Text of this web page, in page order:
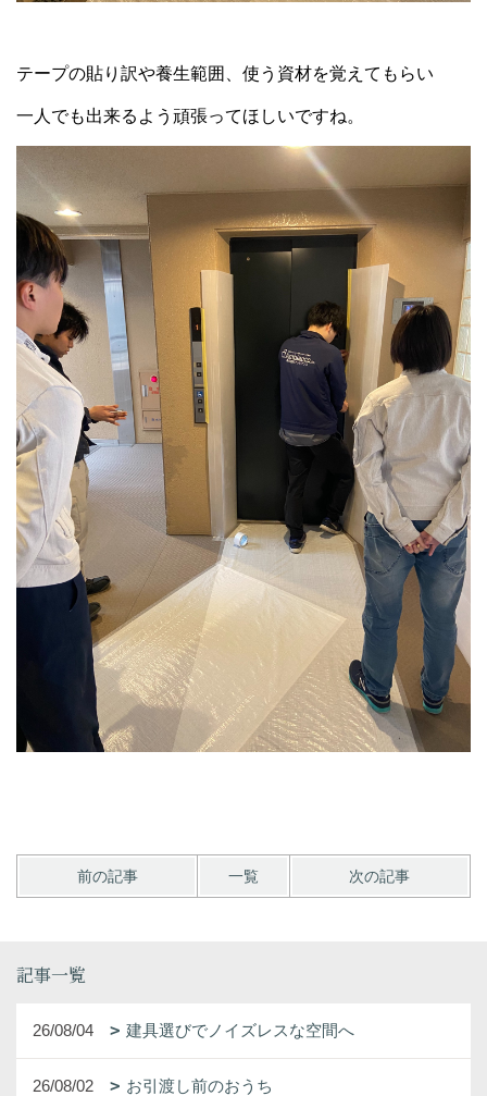
テープの貼り訳や養生範囲、使う資材を覚えてもらい
一人でも出来るよう頑張ってほしいですね。
前の記事 一覧 次の記事
記事一覧
26/08/04 建具選びでノイズレスな空間へ
26/08/02 お引渡し前のおうち